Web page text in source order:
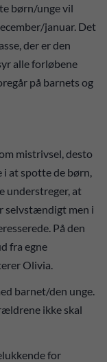
børn/unge vil
januar. Det
der er den
alle forløbene
på barnets og
mistrivsel, desto
at spotte de børn,
understreger, at
selvstændigt men i
På den
fra egne
Olivia.
barnet/den unge.
ikke skal
for